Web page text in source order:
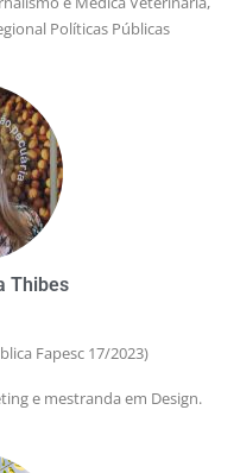
Políticas Públicas
Thibes
Fapesc 17/2023)
e mestranda em Design.